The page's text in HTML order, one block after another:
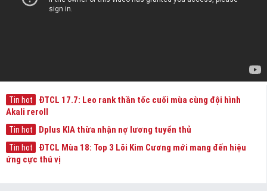
Tin hot
ĐTCL 17.7: Leo rank thần tốc cuối mùa cùng đội hình
Akali reroll
Tin hot Dplus KIA thừa nhận nợ lương tuyển thủ
Tin hot
ĐTCL Mùa 18: Top 3 Lõi Kim Cương mới mang đến hiệu
ứng cực thú vị